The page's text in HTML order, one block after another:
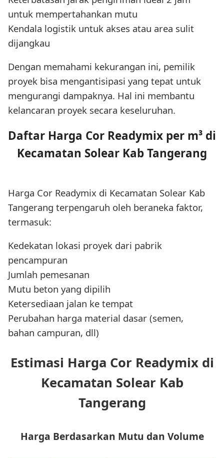
untuk mempertahankan mutu
Kendala logistik untuk akses atau area sulit
dijangkau
Dengan memahami kekurangan ini, pemilik
proyek bisa mengantisipasi yang tepat untuk
mengurangi dampaknya. Hal ini membantu
kelancaran proyek secara keseluruhan.
Daftar Harga Cor Readymix per m³ di
Kecamatan Solear Kab Tangerang
Harga Cor Readymix di Kecamatan Solear Kab
Tangerang terpengaruh oleh beraneka faktor,
termasuk:
Kedekatan lokasi proyek dari pabrik
pencampuran
Jumlah pemesanan
Mutu beton yang dipilih
Ketersediaan jalan ke tempat
Perubahan harga material dasar (semen,
bahan campuran, dll)
Estimasi Harga Cor Readymix di
Kecamatan Solear Kab
Tangerang
Harga Berdasarkan Mutu dan Volume